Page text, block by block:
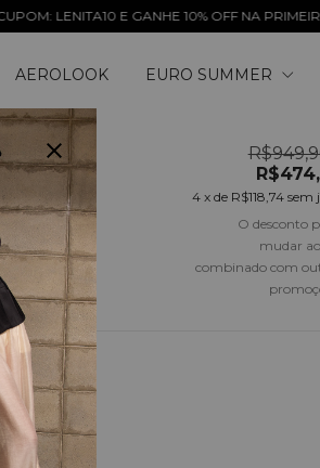
E GANHE 10% OFF NA PRIMEIRA
AEROLOOK EURO SUMMER
4 x de R$118,74 sem
O desconto
mudar
combinado com